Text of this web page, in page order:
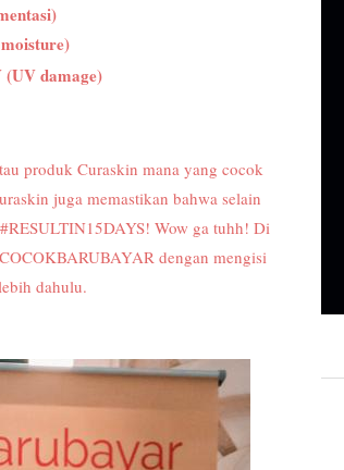
damage)
produk Curaskin mana yang cocok
juga memastikan bahwa selain
Wow ga tuhh! Di
dengan mengisi
dahulu.